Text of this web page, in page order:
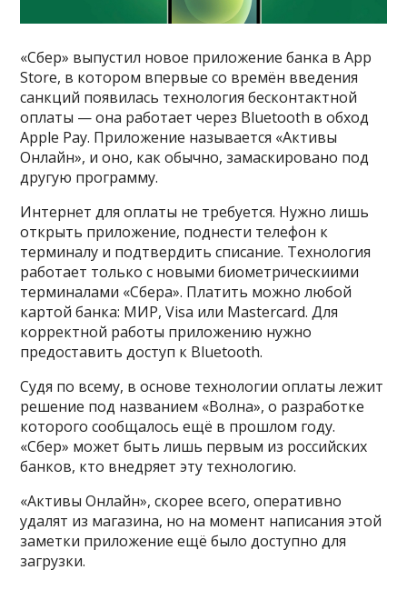
«Сбер» выпустил новое приложение банка в App
Store, в котором впервые со времён введения
санкций появилась технология бесконтактной
оплаты — она работает через Bluetooth в обход
Apple Pay. Приложение называется «Активы
Онлайн», и оно, как обычно, замаскировано под
другую программу.
Интернет для оплаты не требуется. Нужно лишь
открыть приложение, поднести телефон к
терминалу и подтвердить списание. Технология
работает только с новыми биометрическиими
терминалами «Сбера». Платить можно любой
картой банка: МИР, Visa или Mastercard. Для
корректной работы приложению нужно
предоставить доступ к Bluetooth.
Судя по всему, в основе технологии оплаты лежит
решение под названием «Волна», о разработке
которого сообщалось ещё в прошлом году.
«Сбер» может быть лишь первым из российских
банков, кто внедряет эту технологию.
«Активы Онлайн», скорее всего, оперативно
удалят из магазина, но на момент написания этой
заметки приложение ещё было доступно для
загрузки.